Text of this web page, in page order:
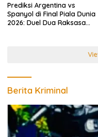
Prediksi Argentina vs
Spanyol di Final Piala Dunia
2026: Duel Dua Raksasa
Berita Kriminal